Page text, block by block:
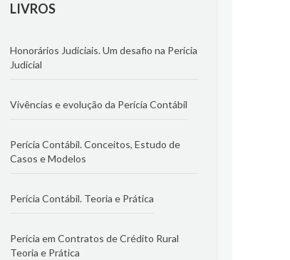
LIVROS
Honorários Judiciais. Um desafio na Perícia
Judicial
Vivências e evolução da Perícia Contábil
Perícia Contábil. Conceitos, Estudo de
Casos e Modelos
Perícia Contábil. Teoria e Prática
Perícia em Contratos de Crédito Rural
Teoria e Prática